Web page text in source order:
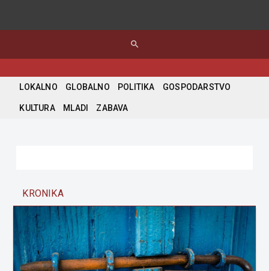
search
LOKALNO GLOBALNO POLITIKA GOSPODARSTVO
KULTURA MLADI ZABAVA
KRONIKA